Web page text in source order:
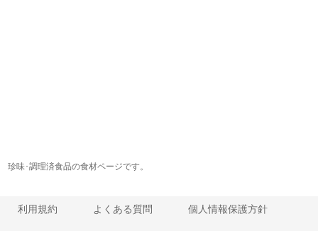
珍味･調理済食品の食材ページです。
利用規約 よくある質問 個人情報保護方針